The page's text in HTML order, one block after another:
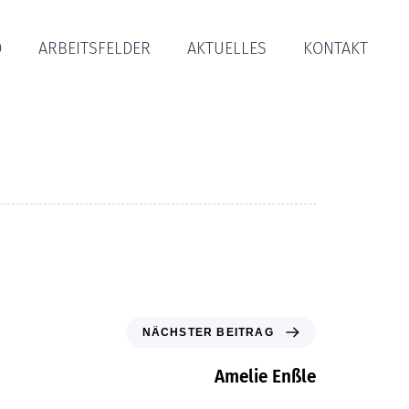
ARBEITSFELDER AKTUELLES KONTAKT
NÄCHSTER BEITRAG
Amelie Enßle